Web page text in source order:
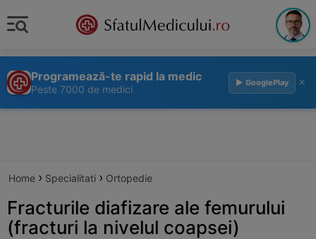
Programează-te rapid la medic
Peste 7000 de medici
▶ GooglePlay ×
Home › Specialitati › Ortopedie
Fracturile diafizare ale femurului
(fracturi la nivelul coapsei)